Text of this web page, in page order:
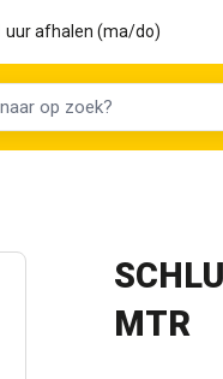
uur afhalen (ma/do)
MTR